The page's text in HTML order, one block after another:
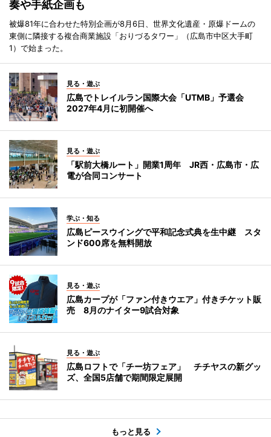
奏や手紙企画も
被爆81年に合わせた特別企画が8月6日、世界文化遺産・原爆ドームの
東側に隣接する複合商業施設「おりづるタワー」（広島市中区大手町
1）で始まった。
見る・遊ぶ
広島でトレイルラン国際大会「UTMB」予選会
2027年4月に初開催へ
見る・遊ぶ
「駅前大橋ルート」開業1周年 JR西・広島市・広
電が合同コンサート
学ぶ・知る
広島ピースウイングで平和記念式典を生中継 スタ
ンド600席を無料開放
見る・遊ぶ
広島カープが「ファン付きウエア」付きチケット販
売 8月のナイター9試合対象
見る・遊ぶ
広島ロフトで「チー坊フェア」 チチヤスの新グッ
ズ、全国5店舗で期間限定展開
もっと見る